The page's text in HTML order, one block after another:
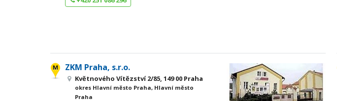
ZKM Praha, s.r.o.
Květnového Vítězství 2/85, 149 00 Praha
okres Hlavní město Praha, Hlavní město
Praha